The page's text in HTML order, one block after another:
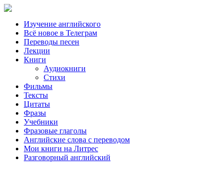
Изучение английского
Всё новое в Телеграм
Переводы песен
Лекции
Книги
Аудиокниги
Стихи
Фильмы
Тексты
Цитаты
Фразы
Учебники
Фразовые глаголы
Английские слова с переводом
Мои книги на Литрес
Разговорный английский